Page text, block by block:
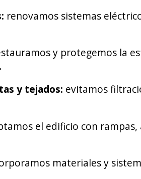
renovamos sistemas
y protegemos la
y tejados: evitamos
el edificio con
materiales y